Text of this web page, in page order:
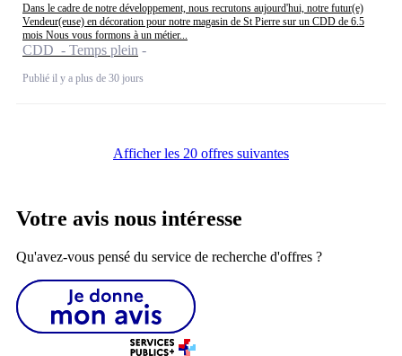
Dans le cadre de notre développement, nous recrutons aujourd'hui, notre futur(e)
Vendeur(euse) en décoration pour notre magasin de St Pierre sur un CDD de 6.5
mois Nous vous formons à un métier...
CDD - Temps plein
Publié il y a plus de 30 jours
Afficher les 20 offres suivantes
Votre avis nous intéresse
Qu'avez-vous pensé du service de recherche d'offres ?